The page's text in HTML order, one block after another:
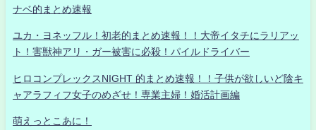
ナベ的まとめ速報
ユカ・ヨネッフル！初老的まとめ速報！！大帝イタチにラリアッ
ト！害獣神アリ・ガー被害に必殺！パイルドライバー
ヒロコンプレックスNIGHT 的まとめ速報！！子供が欲しいど陰キ
ャアラフィフ女子のめざせ！専業主婦！婚活計画編
萌えっとこあに！